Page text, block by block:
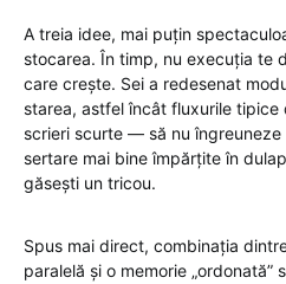
A treia idee, mai puțin
stocarea. În timp, nu execuția te
care crește. Sei a redesenat
starea, astfel încât fluxurile
scrieri scurte — să nu îngreuneze
sertare mai bine împărțite în
găsești un tricou.
Spus mai direct, combinația
paralelă și o memorie „ordonată”